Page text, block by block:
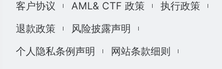
息，材料或第三方材料（“材料”）仅供参考。 该材料仅被
的投资建议和/或投资推荐。 尽管我们已尽一切合理的努力
和保证，如果所提供信息的任何不准确和不完整，我们也
客户协议 AML& CTF 政策
执行政策
退款政策
风险披露声明
个人隐私条例声明
网站条款细则